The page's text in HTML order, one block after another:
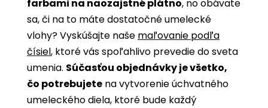
farbami na naozajstné plátno, no obávate
sa, či na to máte dostatočné umelecké
vlohy? Vyskúšajte naše maľovanie podľa
čísiel, ktoré vás spoľahlivo prevedie do sveta
umenia. Súčasťou objednávky je všetko,
čo potrebujete na vytvorenie úchvatného
umeleckého diela, ktoré bude každý